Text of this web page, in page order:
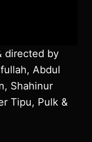
directed by
Abdul
Shahinur
Tipu, Pulk &